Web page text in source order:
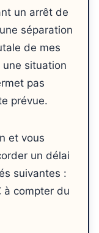
un arrêt de
séparation
de mes
situation
pas
prévue.
et vous
un délai
suivantes :
à compter du